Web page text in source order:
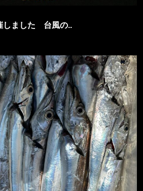
しました 台風の..